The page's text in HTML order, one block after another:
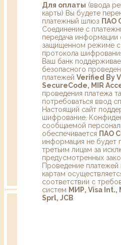
Для оплаты (ввода
карты) Вы будете
платежный шлюз ПАО
Соединение с
передача информации
защищенном режиме с
протокола
Ваш банк
безопасного
платежей Verified By
SecureCode, MIR
проведения платежа
потребоваться ввод
Настоящий сайт
шифрование.
сообщаемой
обеспечивается ПАО
информация не будет
третьим лицам за
предусмотренных
Проведение платежей
картам
соответствии с
систем МИР, Visa Int.,
Sprl, JCB